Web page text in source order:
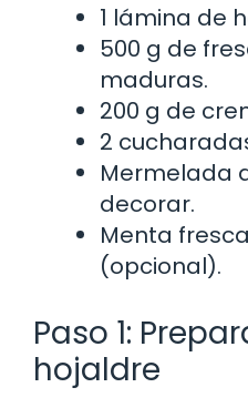
1 lámina de
500 g de
maduras.
200 g de
2
Mermelada
decorar.
Menta
(opcional).
Paso 1:
hojaldre